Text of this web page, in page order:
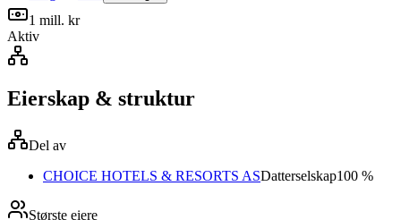
1 mill. kr
Aktiv
Eierskap & struktur
Del av
CHOICE HOTELS & RESORTS ASDatterselskap100 %
Største eiere